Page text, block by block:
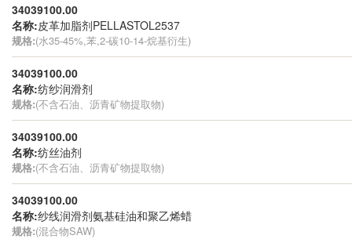
34039100.00
名称:皮革加脂剂PELLASTOL2537
规格:(水35-45%,苯,2-碳10-14-烷基衍生)
34039100.00
名称:纺纱润滑剂
规格:(不含石油、沥青矿物提取物)
34039100.00
名称:纺丝油剂
规格:(不含石油、沥青矿物提取物)
34039100.00
名称:纱线润滑剂氨基硅油和聚乙烯蜡
规格:(混合物SAW)